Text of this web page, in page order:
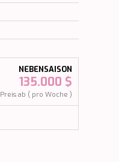
NEBENSAISON
135.000 $
Preis ab ( pro Woche )